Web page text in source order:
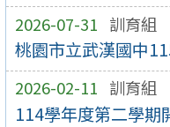
2026-07-31 訓育組
桃園市立武漢國中
2026-02-11 訓育組
114學年度第二學期